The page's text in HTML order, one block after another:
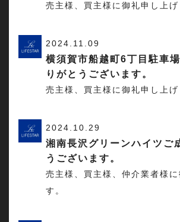
売主様、買主様に御礼申し上げ
2024.11.09
横須賀市船越町6丁目駐車
りがとうございます。
売主様、買主様に御礼申し上げ
2024.10.29
湘南長沢グリーンハイツご
うございます。
売主様、買主様、仲介業者様に
す。